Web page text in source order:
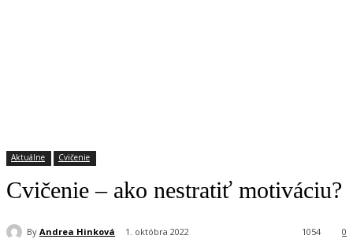
Aktuálne Cvičenie
Cvičenie – ako nestratiť motiváciu?
By Andrea Hinková 1. októbra 2022 0
1054